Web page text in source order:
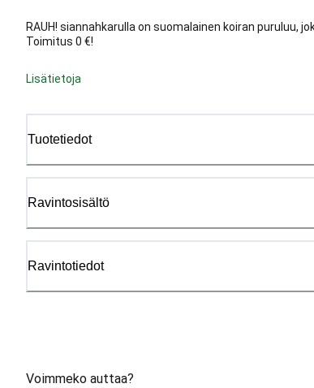
RAUH! siannahkarulla on suomalainen koiran puruluu,
Toimitus 0 €!
Lisätietoja
Tuotetiedot
Ravintosisältö
Ravintotiedot
Voimmeko auttaa?